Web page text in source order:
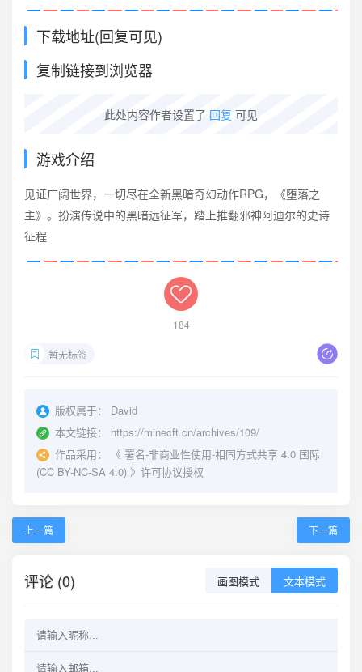
下载地址(回复可见)
复制链接到浏览器
此处内容作者设置了 回复 可见
游戏介绍
见证广阔世界，一切尽在全新黑暗奇幻动作RPG，《堕落之
主》。扮演传说中的黑暗远征军，踏上推翻邪神阿迪尔的史诗
征程
184
暂无标签
版权属于：
David
本文链接：
https://minecft.cn/archives/109/
作品采用：
《 署名-非商业性使用-相同方式共享 4.0 国际
(CC BY-NC-SA 4.0) 》许可协议授权
上一篇 下一篇
评论 (0) 画图模式 文本模式